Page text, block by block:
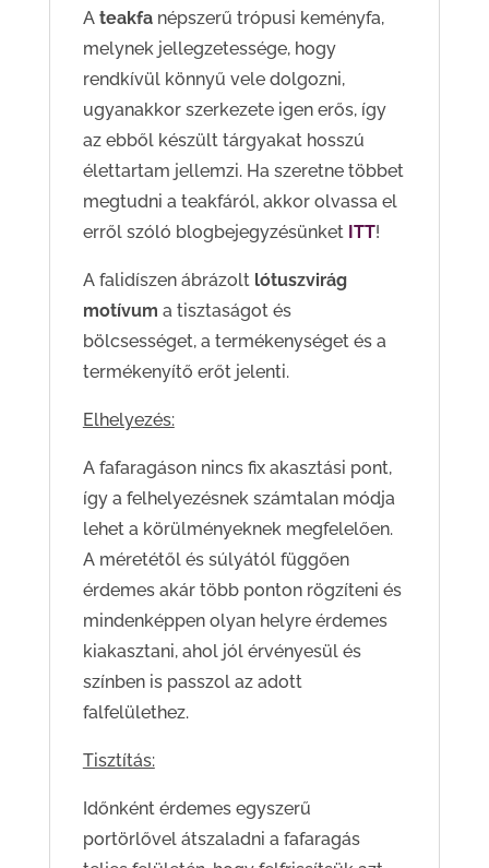
A teakfanépszerű trópusi keményfa,
melynek jellegzetessége, hogy
rendkívül könnyű vele dolgozni,
ugyanakkor szerkezete igen erős, így
az ebből készült tárgyakat hosszú
élettartam jellemzi. Ha szeretne többet
megtudni a teakfáról, akkor olvassa el
erről szóló blogbejegyzésünket ITT!
A falidíszen ábrázolt lótuszvirág
motívum a tisztaságot és
bölcsességet, a termékenységet és a
termékenyítő erőt jelenti.
Elhelyezés:
A fafaragáson nincs fix akasztási pont,
így a felhelyezésnek számtalan módja
lehet a körülményeknek megfelelően.
A méretétől és súlyától függően
érdemes akár több ponton rögzíteni és
mindenképpen olyan helyre érdemes
kiakasztani, ahol jól érvényesül és
színben is passzol az adott
falfelülethez.
Tisztítás:
Időnként érdemes egyszerű
portörlővel átszaladni a fafaragás